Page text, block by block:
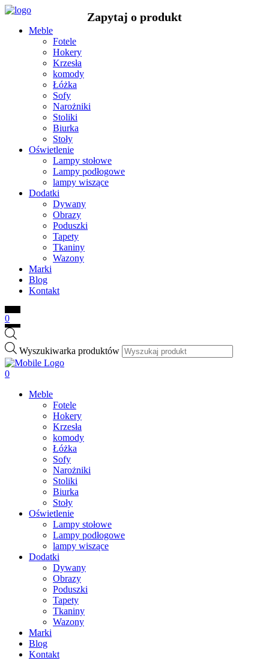
Meble
Fotele
Hokery
Krzesła
komody
Łóżka
Sofy
Narożniki
Stoliki
Biurka
Stoły
Oświetlenie
Lampy stołowe
Lampy podłogowe
lampy wiszące
Dodatki
Dywany
Obrazy
Poduszki
Tapety
Tkaniny
Wazony
Marki
Blog
Kontakt
0
Wyszukiwarka produktów
0
Meble
Fotele
Hokery
Krzesła
komody
Łóżka
Sofy
Narożniki
Stoliki
Biurka
Stoły
Oświetlenie
Lampy stołowe
Lampy podłogowe
lampy wiszące
Dodatki
Dywany
Obrazy
Poduszki
Tapety
Tkaniny
Wazony
Marki
Blog
Kontakt